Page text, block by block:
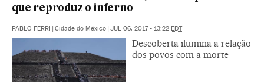
que reproduz o inferno
PABLO FERRI | Cidade do México | JUL 06, 2017 - 13:22 EDT
Descoberta ilumina a relação
dos povos com a morte